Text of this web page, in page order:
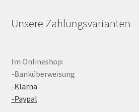
Unsere Zahlungsvarianten
Im Onlineshop:
-Banküberweisung
-Klarna
-Paypal